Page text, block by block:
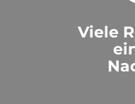
Viele